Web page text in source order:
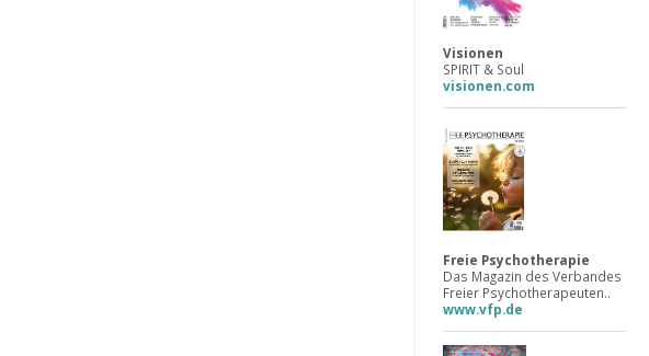
Visionen
SPIRIT & Soul
visionen.com
Freie Psychotherapie
Das Magazin des Verbandes
Freier Psychotherapeuten..
www.vfp.de